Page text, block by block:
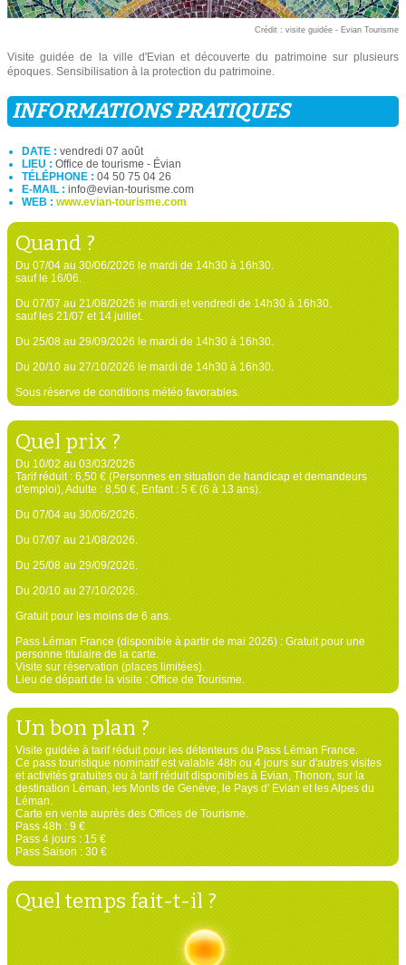
Crédit : visite guidée - Evian Tourisme
Visite guidée de la ville d'Evian et découverte du patrimoine sur plusieurs
époques. Sensibilisation à la protection du patrimoine.
INFORMATIONS PRATIQUES
DATE : vendredi 07 août
LIEU : Office de tourisme - Évian
TÉLÉPHONE : 04 50 75 04 26
E-MAIL : info@evian-tourisme.com
WEB : www.evian-tourisme.com
Quand ?
Du 07/04 au 30/06/2026 le mardi de 14h30 à 16h30.
sauf le 16/06.
Du 07/07 au 21/08/2026 le mardi et vendredi de 14h30 à 16h30.
sauf les 21/07 et 14 juillet.
Du 25/08 au 29/09/2026 le mardi de 14h30 à 16h30.
Du 20/10 au 27/10/2026 le mardi de 14h30 à 16h30.
Sous réserve de conditions météo favorables.
Quel prix ?
Du 10/02 au 03/03/2026
Tarif réduit : 6,50 € (Personnes en situation de handicap et demandeurs
d'emploi), Adulte : 8,50 €, Enfant : 5 € (6 à 13 ans).
Du 07/04 au 30/06/2026.
Du 07/07 au 21/08/2026.
Du 25/08 au 29/09/2026.
Du 20/10 au 27/10/2026.
Gratuit pour les moins de 6 ans.
Pass Léman France (disponible à partir de mai 2026) : Gratuit pour une
personne titulaire de la carte.
Visite sur réservation (places limitées).
Lieu de départ de la visite : Office de Tourisme.
Un bon plan ?
Visite guidée à tarif réduit pour les détenteurs du Pass Léman France.
Ce pass touristique nominatif est valable 48h ou 4 jours sur d'autres visites
et activités gratuites ou à tarif réduit disponibles à Evian, Thonon, sur la
destination Léman, les Monts de Genève, le Pays d' Evian et les Alpes du
Léman.
Carte en vente auprès des Offices de Tourisme.
Pass 48h : 9 €
Pass 4 jours : 15 €
Pass Saison : 30 €
Quel temps fait-t-il ?